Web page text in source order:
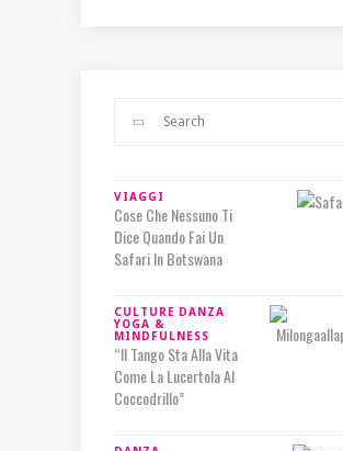
VIAGGI
Cose Che Nessuno Ti
Dice Quando Fai Un
Safari In Botswana
CULTURE DANZA
YOGA &
MINDFULNESS
“Il Tango Sta Alla Vita
Come La Lucertola Al
Coccodrillo”